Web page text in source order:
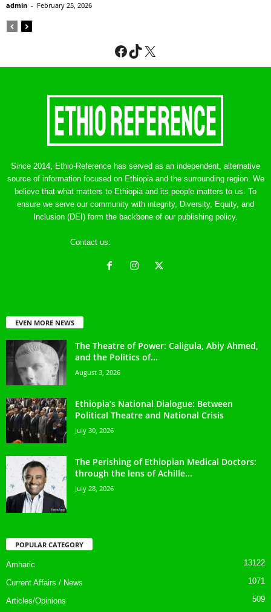
admin - February 25, 2026
Facebook
TikTok
X
Since 2014, Ethio-Reference has served as an independent, alternative
source of information focused on Ethiopia and the surrounding region. We
believe that what matters to Ethiopia and its people matters to us. To
ensure we serve our community with integrity, Diversity, Equity, and
Inclusion (DEI) form the backbone of our publishing policy.
Contact us:
EVEN MORE NEWS
The Theatre of Power: Caligula, Abiy Ahmed,
and the Politics of...
August 3, 2026
Ethiopia’s National Dialogue: Between
Political Theatre and National Crisis
July 30, 2026
The Perishing of Ethiopian Medical Doctors:
through the lens of Achille...
July 28, 2026
POPULAR CATEGORY
Amharic 13122
Current Affairs / News 1071
Articles/Opinions 509